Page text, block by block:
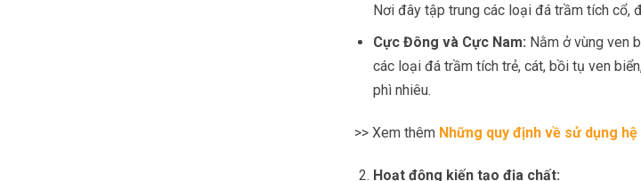
Nơi đây tập trung các loại đá trầm tích cổ,
Cực Đông và Cực Nam: Nằm ở vùng ven
các loại đá trầm tích trẻ, cát, bồi tụ ven
phì nhiêu.
>> Xem thêm Những quy định về sử dụng
Hoạt động kiến tạo địa chất: